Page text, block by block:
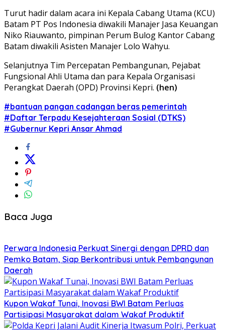
Turut hadir dalam acara ini Kepala Cabang Utama (KCU)
Batam PT Pos Indonesia diwakili Manajer Jasa Keuangan
Niko Riauwanto, pimpinan Perum Bulog Kantor Cabang
Batam diwakili Asisten Manajer Lolo Wahyu.
Selanjutnya Tim Percepatan Pembangunan, Pejabat
Fungsional Ahli Utama dan para Kepala Organisasi
Perangkat Daerah (OPD) Provinsi Kepri. (hen)
#bantuan pangan cadangan beras pemerintah
#Daftar Terpadu Kesejahteraan Sosial (DTKS)
#Gubernur Kepri Ansar Ahmad
Baca Juga
Perwara Indonesia Perkuat Sinergi dengan DPRD dan
Pemko Batam, Siap Berkontribusi untuk Pembangunan
Daerah
Kupon Wakaf Tunai, Inovasi BWI Batam Perluas
Partisipasi Masyarakat dalam Wakaf Produktif